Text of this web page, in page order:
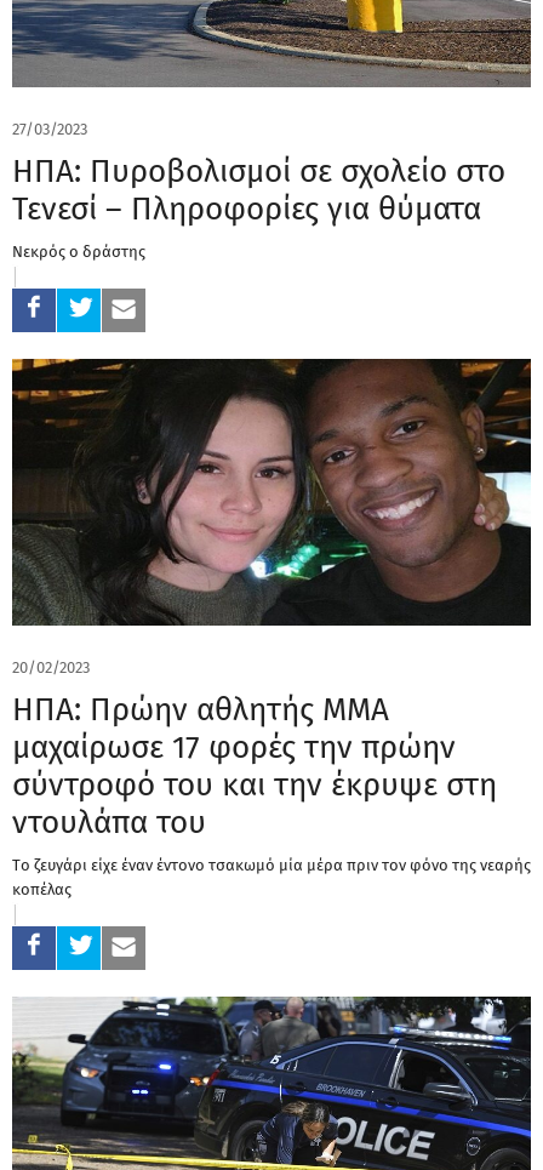
27/03/2023
ΗΠΑ: Πυροβολισμοί σε σχολείο στο
Τενεσί – Πληροφορίες για θύματα
Νεκρός ο δράστης
20/02/2023
ΗΠΑ: Πρώην αθλητής ΜΜΑ
μαχαίρωσε 17 φορές την πρώην
σύντροφό του και την έκρυψε στη
ντουλάπα του
Tο ζευγάρι είχε έναν έντονο τσακωμό μία μέρα πριν τον φόνο της νεαρής
κοπέλας